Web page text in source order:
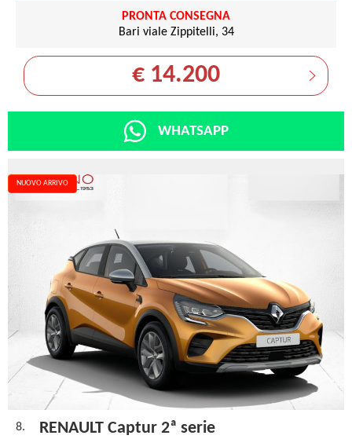
PRONTA CONSEGNA
Bari viale Zippitelli, 34
€ 14.200
WHATSAPP
NUOVO ARRIVO
8. RENAULT Captur 2ª serie